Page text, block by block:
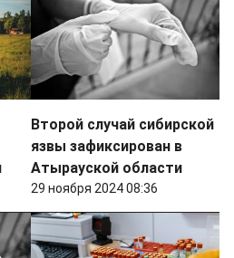
Второй случай сибирской
язвы зафиксирован в
Атырауской области
29 ноября 2024 08:36